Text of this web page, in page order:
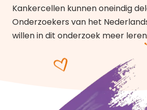
Kankercellen kunnen oneindig
Onderzoekers van het
willen in dit onderzoek meer